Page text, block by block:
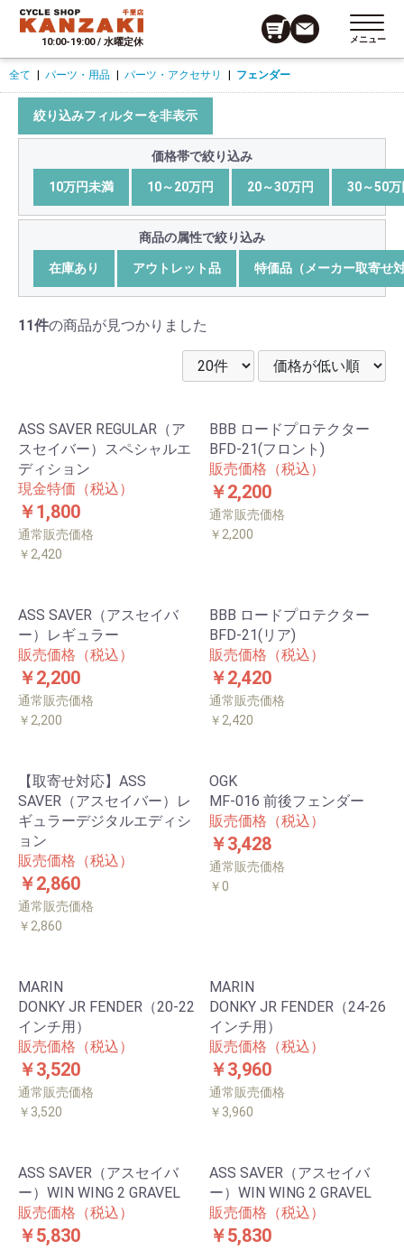
10:00-19:00 / 水曜定休 メニュー
全て パーツ・用品 パーツ・アクセサリ フェンダー
絞り込みフィルターを非表示
価格帯で絞り込み
10万円未満 10～20万円 20～30万円 30～50万
商品の属性で絞り込み
在庫あり アウトレット品 特価品（メーカー取寄せ
11件の商品が見つかりました
ASS SAVER REGULAR（ア
スセイバー）スペシャルエ
ディション
現金特価（税込）
￥1,800
通常販売価格
￥2,420
BBB ロードプロテクター
BFD-21(フロント)
販売価格（税込）
￥2,200
通常販売価格
￥2,200
ASS SAVER（アスセイバ
ー）レギュラー
販売価格（税込）
￥2,200
通常販売価格
￥2,200
BBB ロードプロテクター
BFD-21(リア)
販売価格（税込）
￥2,420
通常販売価格
￥2,420
【取寄せ対応】ASS
SAVER（アスセイバー）レ
ギュラーデジタルエディシ
ョン
販売価格（税込）
￥2,860
通常販売価格
￥2,860
OGK
MF-016 前後フェンダー
販売価格（税込）
￥3,428
通常販売価格
￥0
MARIN
DONKY JR FENDER（20-22
インチ用）
販売価格（税込）
￥3,520
通常販売価格
￥3,520
MARIN
DONKY JR FENDER（24-26
インチ用）
販売価格（税込）
￥3,960
通常販売価格
￥3,960
ASS SAVER（アスセイバ
ー）WIN WING 2 GRAVEL
販売価格（税込）
￥5,830
ASS SAVER（アスセイバ
ー）WIN WING 2 GRAVEL
販売価格（税込）
￥5,830